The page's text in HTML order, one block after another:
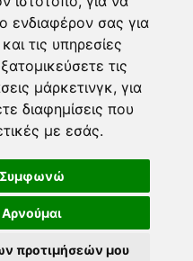
ενδιαφέρον σας για
τις υπηρεσίες
τις
μάρκετινγκ, για
διαφημίσεις που
με εσάς.
Συμφωνώ
Αρνούμαι
προτιμήσεών μου
TV| LIVE
| Youtube
Feed
Α.Ε.
δικαιώματος.